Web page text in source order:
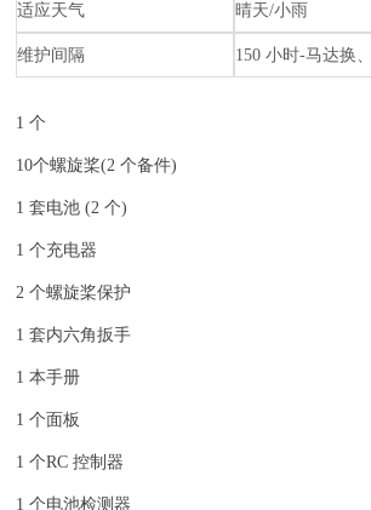
适应天气 晴天/小雨
维护间隔 150 小时-马达换
1 个
10个螺旋桨(2 个备件)
1 套电池 (2 个)
1 个充电器
2 个螺旋桨保护
1 套内六角扳手
1 本手册
1 个面板
1 个RC 控制器
1 个电池检测器